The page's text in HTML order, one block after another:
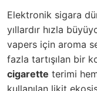
Elektronik sigara
yıllardır hızla
vapers için aroma
fazla tartışılan bir
cigarette terimi
kullanılan likit